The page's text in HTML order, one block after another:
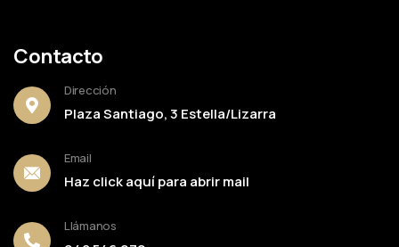
Contacto
Dirección
Plaza Santiago, 3 Estella/Lizarra
Email
Haz click aquí para abrir mail
Llámanos